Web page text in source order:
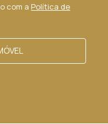
com a Política de